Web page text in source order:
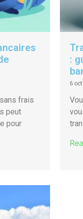
frais
peut
pour
:
6